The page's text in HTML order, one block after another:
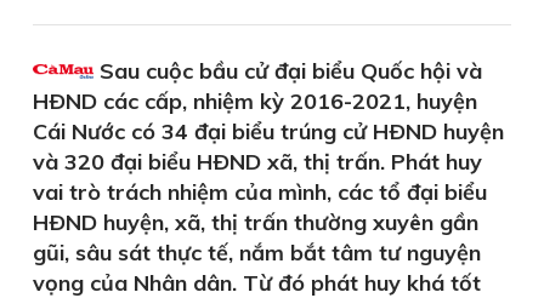
Sau cuộc bầu cử đại biểu Quốc hội và
HÐND các cấp, nhiệm kỳ 2016-2021, huyện
Cái Nước có 34 đại biểu trúng cử HÐND huyện
và 320 đại biểu HÐND xã, thị trấn. Phát huy
vai trò trách nhiệm của mình, các tổ đại biểu
HÐND huyện, xã, thị trấn thường xuyên gần
gũi, sâu sát thực tế, nắm bắt tâm tư nguyện
vọng của Nhân dân. Từ đó phát huy khá tốt